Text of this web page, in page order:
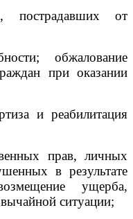
пострадавших от
обжалование
при оказании
и реабилитация
прав, личных
в результате
ущерба,
ситуации;